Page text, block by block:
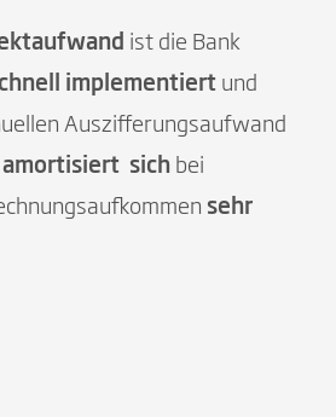
ist die Bank
implementiert und
Auszifferungsaufwand
amortisiert sich bei
sehr